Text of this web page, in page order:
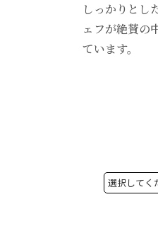
しっかりとし
ェフが絶賛の
ています。